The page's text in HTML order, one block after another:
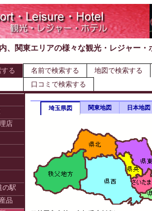
、関東エリアの様々な観光・レジャー
る 名前で検索する
地図で検索する
口コミで検索する
店
の駅
品
埼玉県図 関東地図 日本地図